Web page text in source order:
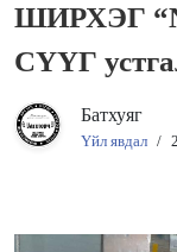
ШИРХЭГ
СҮҮГ
Батхуяг
Үйл явдал /